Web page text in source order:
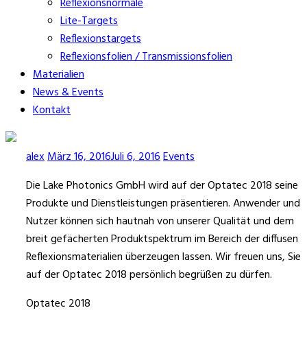
Lite-Targets
Reflexionstargets
Reflexionsfolien / Transmissionsfolien
Materialien
News & Events
Kontakt
alexMärz 16, 2016Juli 6, 2016Events
Die Lake Photonics GmbH wird auf der Optatec 2018 seine
Produkte und Dienstleistungen präsentieren. Anwender und
Nutzer können sich hautnah von unserer Qualität und dem
breit gefächerten Produktspektrum im Bereich der diffusen
Reflexionsmaterialien überzeugen lassen. Wir freuen uns, Sie
auf der Optatec 2018 persönlich begrüßen zu dürfen.
Optatec 2018